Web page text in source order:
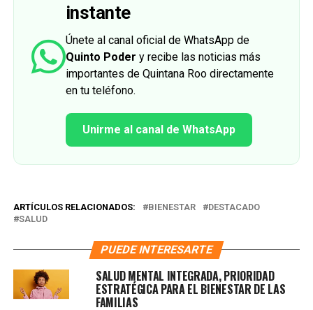
instante
Únete al canal oficial de WhatsApp de
Quinto Poder y recibe las noticias más
importantes de Quintana Roo directamente
en tu teléfono.
Unirme al canal de WhatsApp
ARTÍCULOS RELACIONADOS: BIENESTAR
DESTACADO
SALUD
PUEDE INTERESARTE
SALUD MENTAL INTEGRADA, PRIORIDAD
ESTRATÉGICA PARA EL BIENESTAR DE LAS
FAMILIAS